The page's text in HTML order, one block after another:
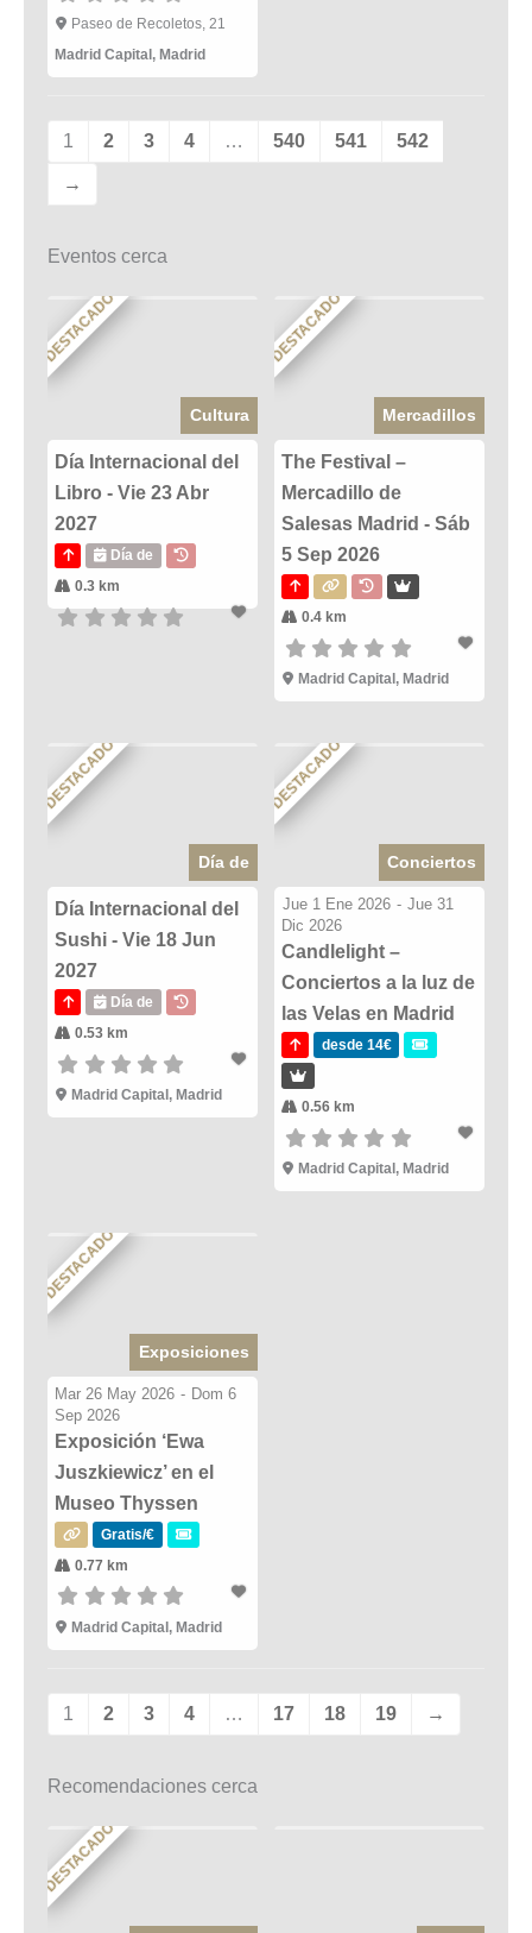
Paseo de Recoletos, 21
Madrid Capital , Madrid
1 2 3 4 … 540 541 542
→
Eventos cerca
DESTACADO
Cultura
Día Internacional del
Libro - Vie 23 Abr
2027
Día de
0.3 km
DESTACADO
Mercadillos
The Festival –
Mercadillo de
Salesas Madrid - Sáb
5 Sep 2026
0.4 km
Madrid Capital, Madrid
DESTACADO
Día de
Día Internacional del
Sushi - Vie 18 Jun
2027
Día de
0.53 km
Madrid Capital, Madrid
DESTACADO
Conciertos
Jue 1 Ene 2026 - Jue 31
Dic 2026
Candlelight –
Conciertos a la luz de
las Velas en Madrid
desde 14€
0.56 km
Madrid Capital, Madrid
DESTACADO
Exposiciones
Mar 26 May 2026 - Dom 6
Sep 2026
Exposición ‘Ewa
Juszkiewicz’ en el
Museo Thyssen
Gratis/€
0.77 km
Madrid Capital, Madrid
1 2 3 4 … 17 18 19 →
Recomendaciones cerca
DESTACADO